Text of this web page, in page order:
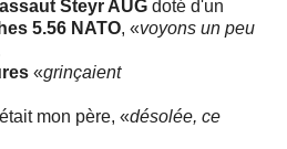
Steyr AUG doté d'un
5.56 NATO, «voyons un peu
«grinçaient
mon père, «désolée, ce